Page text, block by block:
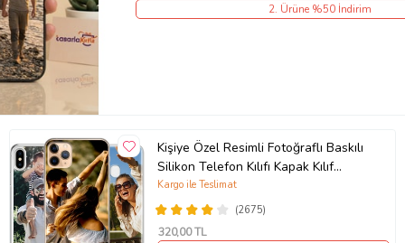
2. Ürüne %50 İndirim
Kişiye Özel Resimli Fotoğraflı Baskılı
Silikon Telefon Kılıfı Kapak Kılıf
(Telefon Modelleri Açıklamada)
(2675)
Kargo ile Teslimat
320,00 TL